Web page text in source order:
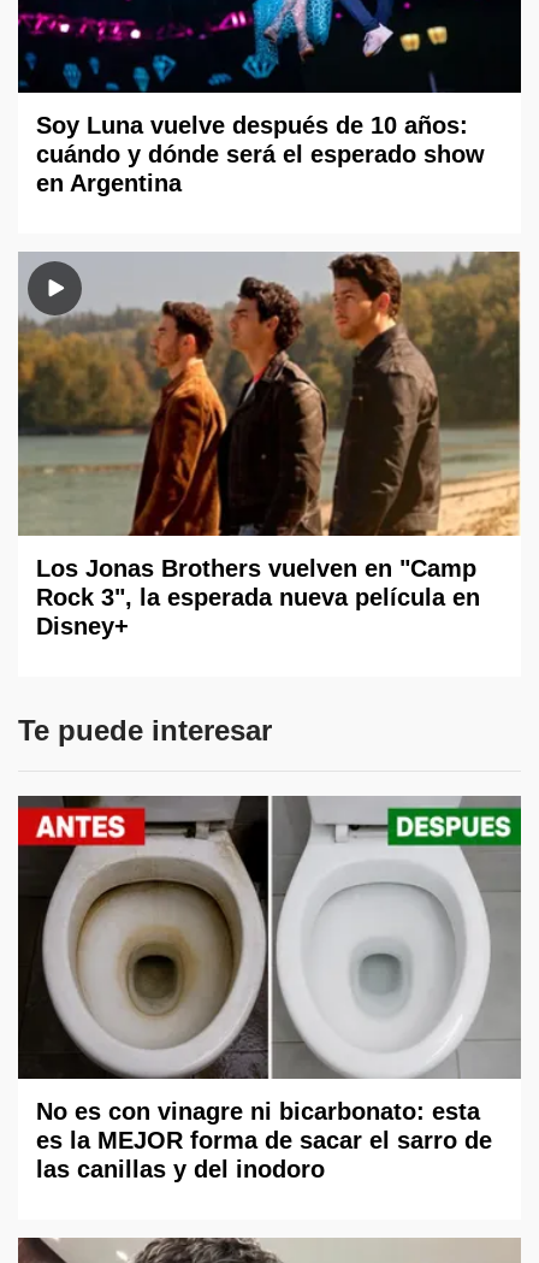
Soy Luna vuelve después de 10 años:
cuándo y dónde será el esperado show
en Argentina
Los Jonas Brothers vuelven en "Camp
Rock 3", la esperada nueva película en
Disney+
Te puede interesar
No es con vinagre ni bicarbonato: esta
es la MEJOR forma de sacar el sarro de
las canillas y del inodoro